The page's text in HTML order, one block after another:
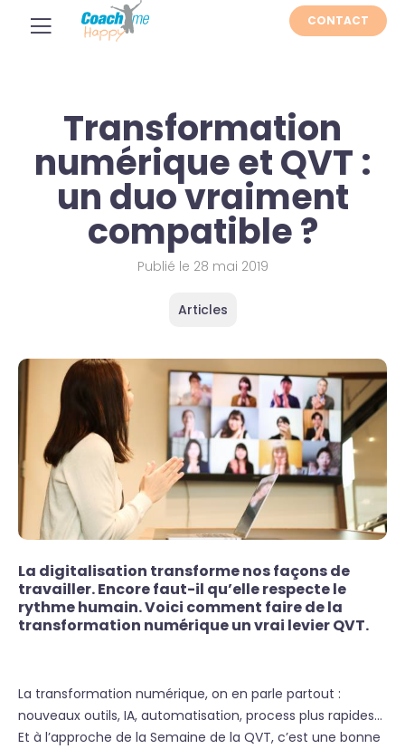
CONTACT
Transformation
numérique et QVT :
un duo vraiment
compatible ?
Publié le 28 mai 2019
Articles
La digitalisation transforme nos façons de
travailler. Encore faut-il qu’elle respecte le
rythme humain. Voici comment faire de la
transformation numérique un vrai levier QVT.
La transformation numérique, on en parle partout :
nouveaux outils, IA, automatisation, process plus rapides…
Et à l’approche de la Semaine de la QVT, c’est une bonne